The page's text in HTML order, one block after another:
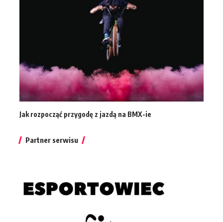
Jak rozpocząć przygodę z jazdą na BMX-ie
Partner serwisu